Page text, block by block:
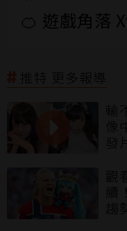
🍊 遊戲角落
推特 更多報導
輸
像
發
觀
續
趨